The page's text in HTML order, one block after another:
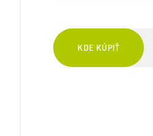
KDE KÚPIŤ